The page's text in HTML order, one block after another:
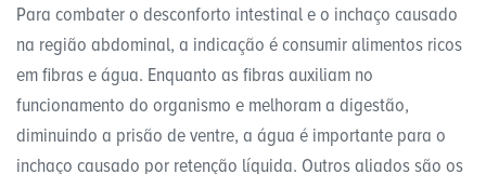
Para combater o desconforto intestinal e o inchaço causado
na região abdominal, a indicação é consumir alimentos ricos
em fibras e água. Enquanto as fibras auxiliam no
funcionamento do organismo e melhoram a digestão,
diminuindo a prisão de ventre, a água é importante para o
inchaço causado por retenção líquida. Outros aliados são os